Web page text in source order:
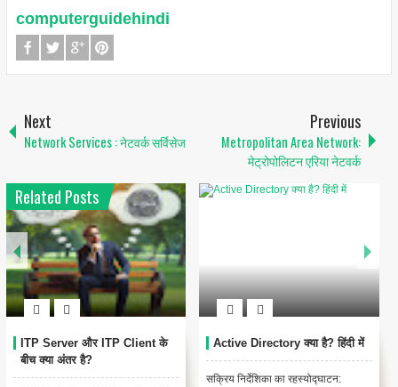
computerguidehindi
Next
Network Services : नेटवर्क सर्विसेज
Previous
Metropolitan Area Network:
मेट्रोपोलिटन एरिया नेटवर्क
Related Posts
ITP Server और ITP Client के
बीच क्या अंतर है?
Active Directory क्या है? हिंदी में
सक्रिय निर्देशिका का रहस्योद्घाटन: